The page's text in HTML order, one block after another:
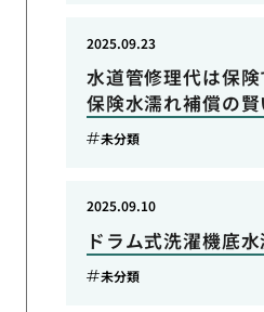
水道管修理代は保
保険水濡れ補償の
2025.09.23
未分類
ドラム式洗濯機底
2025.09.10
未分類